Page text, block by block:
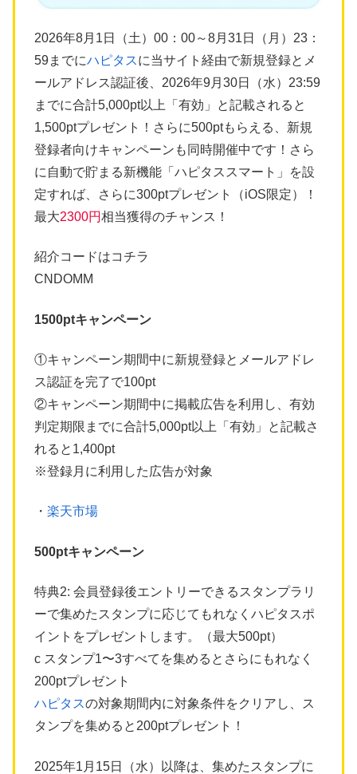
2026年8月1日（土）00：00～8月31日（月）23：
59までにハピタスに当サイト経由で新規登録とメ
ールアドレス認証後、2026年9月30日（水）23:59
までに合計5,000pt以上「有効」と記載されると
1,500ptプレゼント！さらに500ptもらえる、新規
登録者向けキャンペーンも同時開催中です！さら
に自動で貯まる新機能「ハピタススマート」を設
定すれば、さらに300ptプレゼント（iOS限定）！
最大2300円相当獲得のチャンス！
紹介コードはコチラ
CNDOMM
1500ptキャンペーン
①キャンペーン期間中に新規登録とメールアドレ
ス認証を完了で100pt
②キャンペーン期間中に掲載広告を利用し、有効
判定期限までに合計5,000pt以上「有効」と記載さ
れると1,400pt
※登録月に利用した広告が対象
・ 楽天市場
500ptキャンペーン
特典2: 会員登録後エントリーできるスタンプラリ
ーで集めたスタンプに応じてもれなくハピタスポ
イントをプレゼントします。（最大500pt）
c スタンプ1〜3すべてを集めるとさらにもれなく
200ptプレゼント
ハピタスの対象期間内に対象条件をクリアし、ス
タンプを集めると200ptプレゼント！
2025年1月15日（水）以降は、集めたスタンプに